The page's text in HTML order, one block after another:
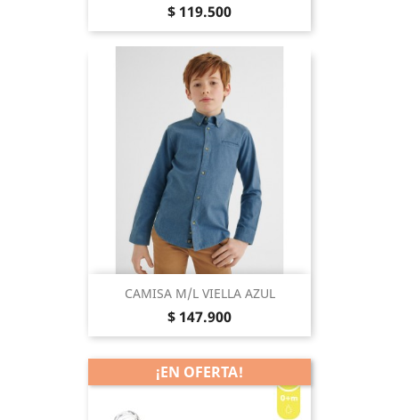
Precio
$ 119.500
CAMISA M/L VIELLA AZUL
Precio
$ 147.900
¡EN OFERTA!